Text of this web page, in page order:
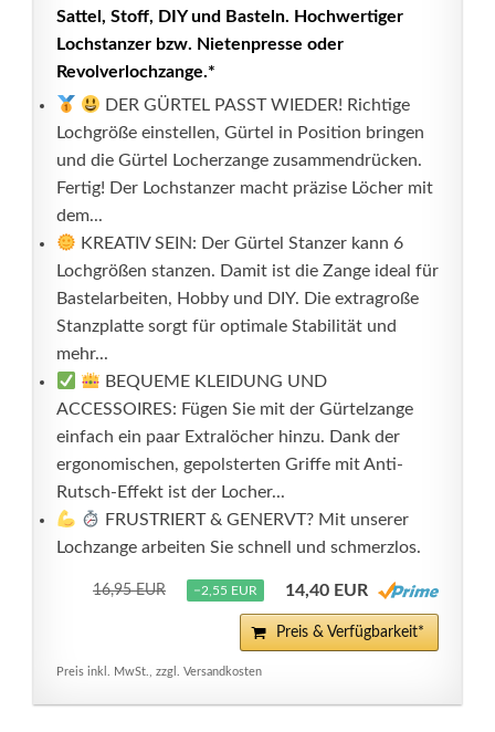
Sattel, Stoff, DIY und Basteln. Hochwertiger
Lochstanzer bzw. Nietenpresse oder
Revolverlochzange.*
DER GÜRTEL PASST WIEDER! Richtige
Lochgröße einstellen, Gürtel in Position bringen
und die Gürtel Locherzange zusammendrücken.
Fertig! Der Lochstanzer macht präzise Löcher mit
dem...
KREATIV SEIN: Der Gürtel Stanzer kann 6
Lochgrößen stanzen. Damit ist die Zange ideal für
Bastelarbeiten, Hobby und DIY. Die extragroße
Stanzplatte sorgt für optimale Stabilität und
mehr...
BEQUEME KLEIDUNG UND
ACCESSOIRES: Fügen Sie mit der Gürtelzange
einfach ein paar Extralöcher hinzu. Dank der
ergonomischen, gepolsterten Griffe mit Anti-
Rutsch-Effekt ist der Locher...
FRUSTRIERT & GENERVT? Mit unserer
Lochzange arbeiten Sie schnell und schmerzlos.
16,95 EUR −2,55 EUR 14,40 EUR
Preis & Verfügbarkeit*
Preis inkl. MwSt., zzgl. Versandkosten